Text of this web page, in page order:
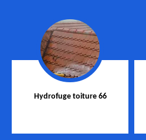
Hydrofuge toiture 66